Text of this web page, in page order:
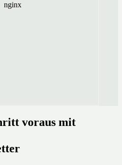
voraus mit